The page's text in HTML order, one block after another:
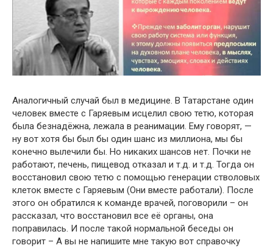
Аналогичный случай был в медицине. В Татарстане один
человек вместе с Гаряевым исцелил свою тетю, которая
была безнадёжна, лежала в реанимации. Ему говорят, —
ну вот хотя бы был бы один шанс из миллиона, мы бы
конечно вылечили бы. Но никаких шансов нет. Почки не
работают, печень, пищевод отказал и т.д. и т.д. Тогда он
восстановил свою тетю с помощью генерации стволовых
клеток вместе с Гаряевым (Они вместе работали). После
этого он обратился к команде врачей, поговорили – он
рассказал, что восстановил все её органы, она
поправилась. И после такой нормальной беседы он
говорит – А вы не напишите мне такую вот справочку